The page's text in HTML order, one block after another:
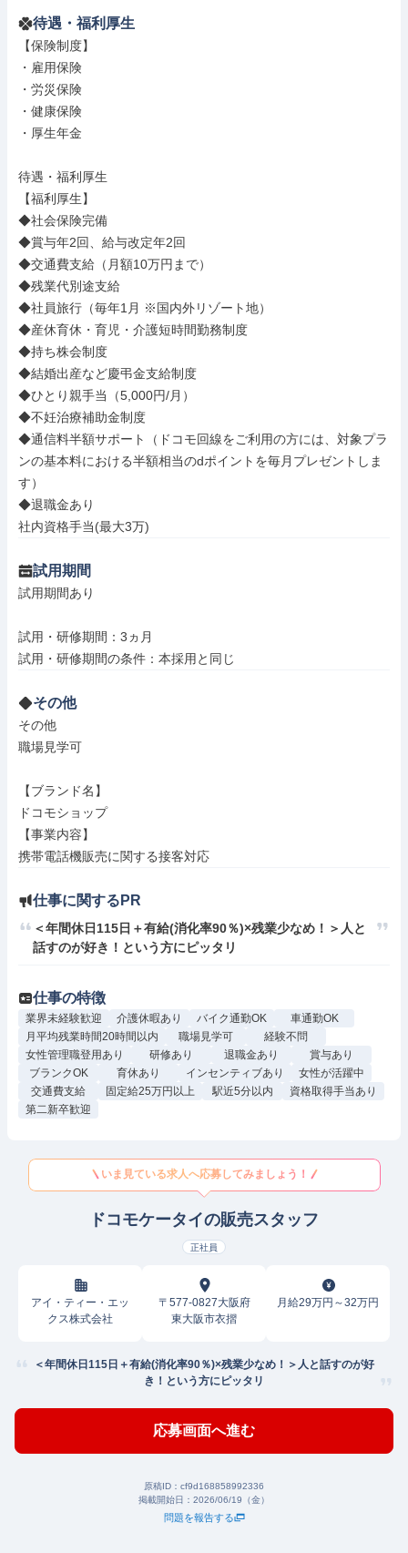
待遇・福利厚生
【保険制度】
・雇用保険
・労災保険
・健康保険
・厚生年金
待遇・福利厚生
【福利厚生】
◆社会保険完備
◆賞与年2回、給与改定年2回
◆交通費支給（月額10万円まで）
◆残業代別途支給
◆社員旅行（毎年1月 ※国内外リゾート地）
◆産休育休・育児・介護短時間勤務制度
◆持ち株会制度
◆結婚出産など慶弔金支給制度
◆ひとり親手当（5,000円/月）
◆不妊治療補助金制度
◆通信料半額サポート（ドコモ回線をご利用の方には、対象プラ
ンの基本料における半額相当のdポイントを毎月プレゼントしま
す）
◆退職金あり
社内資格手当(最大3万)
試用期間
試用期間あり
試用・研修期間：3ヵ月
その他
その他
職場見学可
【ブランド名】
ドコモショップ
【事業内容】
携帯電話機販売に関する接客対応
仕事に関するPR
＜年間休日115日＋有給(消化率90％)×残業少なめ！＞人と
話すのが好き！という方にピッタリ
仕事の特徴
業界未経験歓迎 介護休暇あり バイク通勤OK
車通勤OK
月平均残業時間20時間以内
職場見学可
経験不問
女性管理職登用あり
研修あり 退職金あり
賞与あり
ブランクOK
育休あり インセンティブあり
女性が活躍中
交通費支給
固定給25万円以上 駅近5分以内
資格取得手当あり
第二新卒歓迎
いま見ている求人へ応募してみましょう！
ドコモケータイの販売スタッフ
正社員
アイ・ティー・エッ
クス株式会社
〒577-0827大阪府
東大阪市衣摺
月給29万円～32万円
＜年間休日115日＋有給(消化率90％)×残業少なめ！＞人と話すのが好
き！という方にピッタリ
応募画面へ進む
原稿ID： cf9d168858992336
掲載開始日： 2026/06/19（金）
問題を報告する